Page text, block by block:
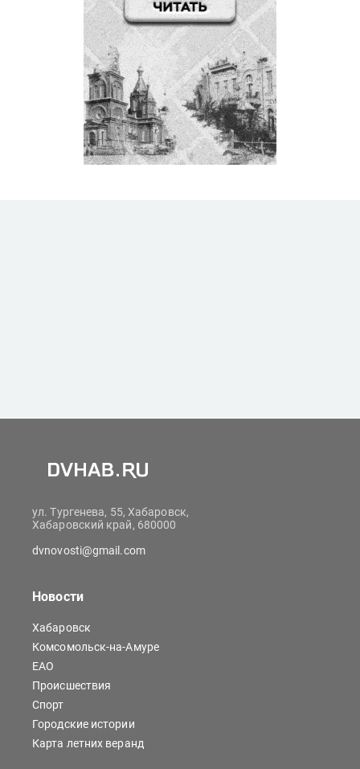
ул. Тургенева, 55, Хабаровск,
Хабаровский край, 680000
dvnovosti@gmail.com
Новости
Хабаровск
Комсомольск-на-Амуре
ЕАО
Происшествия
Спорт
Городские истории
Карта летних веранд